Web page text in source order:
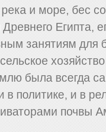
и море, бес
Египта,
занятиям для
была всегда
в политике, и в
почвы